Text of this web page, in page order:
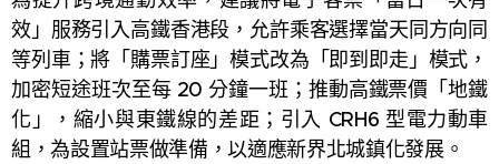
效」服務引入高鐵香港段，允許乘客選擇當天同方向同
等列車；將「購票訂座」模式改為「即到即走」模式，
加密短途班次至每 20 分鐘一班；推動高鐵票價「地鐵
化」，縮小與東鐵線的差距；引入 CRH6 型電力動車
組，為設置站票做準備，以適應新界北城鎮化發展。